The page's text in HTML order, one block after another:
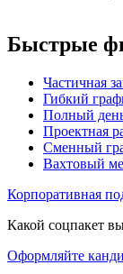
Быстрые
Частичная
Гибкий
Полный
Проектная
Сменный
Вахтовый
Корпоративная
Какой соцпакет
Оформляйте